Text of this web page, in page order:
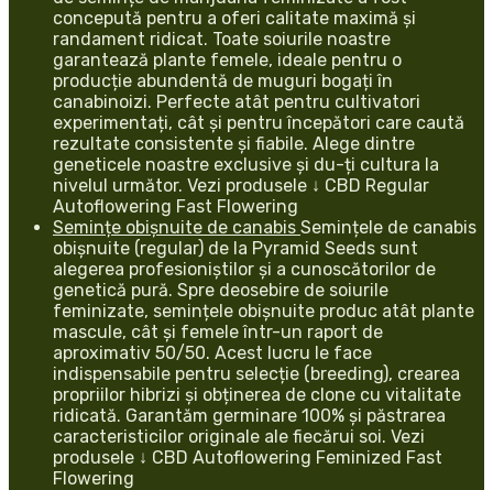
concepută pentru a oferi calitate maximă și
randament ridicat. Toate soiurile noastre
garantează plante femele, ideale pentru o
producție abundentă de muguri bogați în
canabinoizi. Perfecte atât pentru cultivatori
experimentați, cât și pentru începători care caută
rezultate consistente și fiabile. Alege dintre
geneticele noastre exclusive și du-ți cultura la
nivelul următor. Vezi produsele ↓ CBD Regular
Autoflowering Fast Flowering
Semințe obișnuite de canabis Semințele de canabis
obișnuite (regular) de la Pyramid Seeds sunt
alegerea profesioniștilor și a cunoscătorilor de
genetică pură. Spre deosebire de soiurile
feminizate, semințele obișnuite produc atât plante
mascule, cât și femele într-un raport de
aproximativ 50/50. Acest lucru le face
indispensabile pentru selecție (breeding), crearea
propriilor hibrizi și obținerea de clone cu vitalitate
ridicată. Garantăm germinare 100% și păstrarea
caracteristicilor originale ale fiecărui soi. Vezi
produsele ↓ CBD Autoflowering Feminized Fast
Flowering